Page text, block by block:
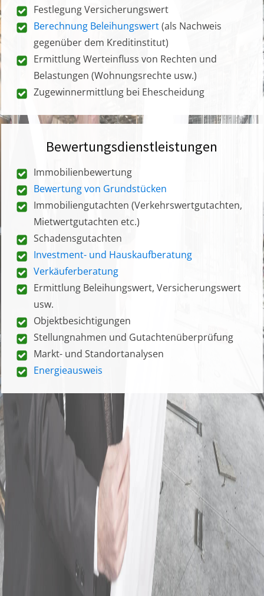
Festlegung Versicherungswert
Berechnung Beleihungswert(als Nachweis
gegenüber dem Kreditinstitut)
Ermittlung Werteinfluss von Rechten und
Belastungen (Wohnungsrechte usw.)
Zugewinnermittlung bei Ehescheidung
Bewertungsdienstleistungen
Immobilienbewertung
Bewertung von Grundstücken
Immobiliengutachten (Verkehrswertgutachten,
Mietwertgutachten etc.)
Schadensgutachten
Investment- und Hauskaufberatung
Verkäuferberatung
Ermittlung Beleihungswert, Versicherungswert
usw.
Objektbesichtigungen
Stellungnahmen und Gutachtenüberprüfung
Markt- und Standortanalysen
Energieausweis